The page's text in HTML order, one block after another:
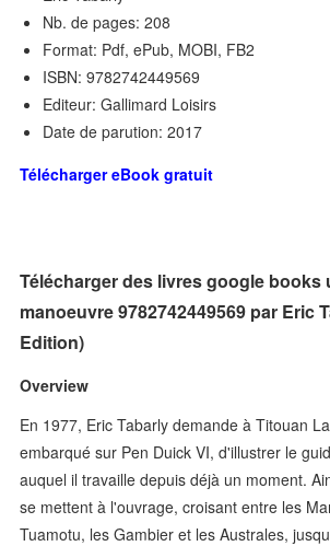
Nb. de pages: 208
Format: Pdf, ePub, MOBI, FB2
ISBN: 9782742449569
Editeur: Gallimard Loisirs
Date de parution: 2017
Télécharger eBook gratuit
Télécharger des livres google books
manoeuvre 9782742449569 par Eric
Edition)
Overview
En 1977, Eric Tabarly demande à Titouan
embarqué sur Pen Duick VI, d'illustrer le
auquel il travaille depuis déjà un moment.
se mettent à l'ouvrage, croisant entre les
Tuamotu, les Gambier et les Australes,